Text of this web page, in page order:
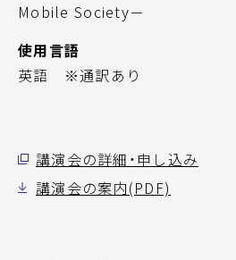
Mobile Society－
使用言語
英語 ※通訳あり
講演会の詳細・申し込み
講演会の案内(PDF)